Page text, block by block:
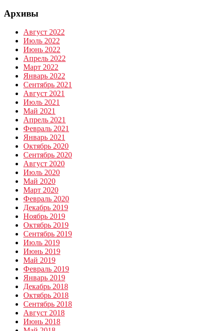
Архивы
Август 2022
Июль 2022
Июнь 2022
Апрель 2022
Март 2022
Январь 2022
Сентябрь 2021
Август 2021
Июль 2021
Май 2021
Апрель 2021
Февраль 2021
Январь 2021
Октябрь 2020
Сентябрь 2020
Август 2020
Июль 2020
Май 2020
Март 2020
Февраль 2020
Декабрь 2019
Ноябрь 2019
Октябрь 2019
Сентябрь 2019
Июль 2019
Июнь 2019
Май 2019
Февраль 2019
Январь 2019
Декабрь 2018
Октябрь 2018
Сентябрь 2018
Август 2018
Июнь 2018